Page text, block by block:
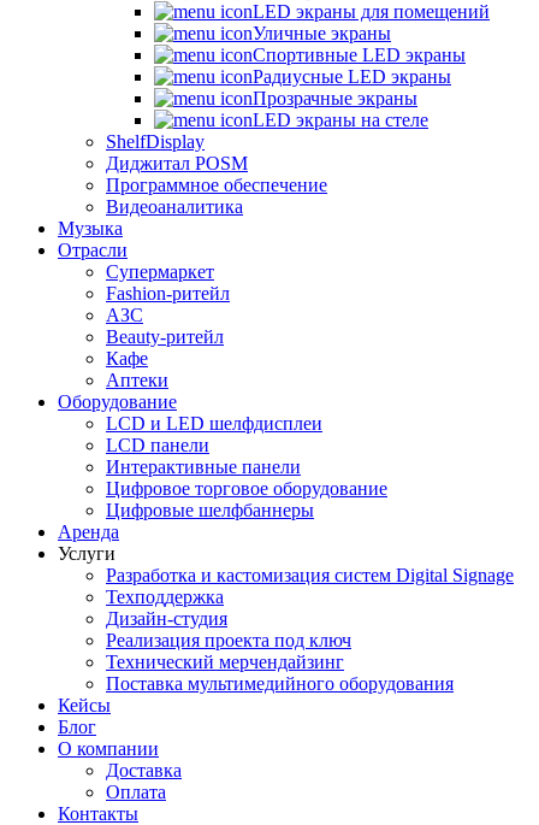
LED экраны для помещений
Уличные экраны
Спортивные LED экраны
Радиусные LED экраны
Прозрачные экраны
LED экраны на стеле
ShelfDisplay
Диджитал POSM
Программное обеспечение
Видеоаналитика
Музыка
Отрасли
Супермаркет
Fashion-ритейл
АЗС
Beauty-ритейл
Кафе
Аптеки
Оборудование
LCD и LED шелфдисплеи
LCD панели
Интерактивные панели
Цифровое торговое оборудование
Цифровые шелфбаннеры
Аренда
Услуги
Разработка и кастомизация cистем Digital Signage
Техподдержка
Дизайн-студия
Реализация проекта под ключ
Технический мерчендайзинг
Поставка мультимедийного оборудования
Кейсы
Блог
О компании
Доставка
Оплата
Контакты